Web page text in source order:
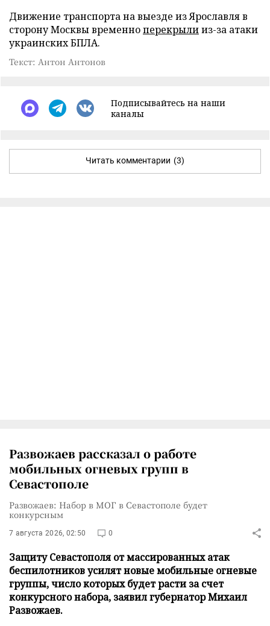
Движение транспорта на выезде из Ярославля в
сторону Москвы временноперекрылииз-за атаки
украинских БПЛА.
Текст: Антон Антонов
Подписывайтесь на наши
каналы
Читать комментарии (3)
Развожаев рассказал о работе
мобильных огневых групп в
Севастополе
Развожаев: Набор в МОГ в Севастополе будет
конкурсным
7 августа 2026, 02:50 0
Защиту Севастополя от массированных атак
беспилотников усилят новые мобильные огневые
группы, число которых будет расти за счет
конкурсного набора, заявил губернатор Михаил
Развожаев.